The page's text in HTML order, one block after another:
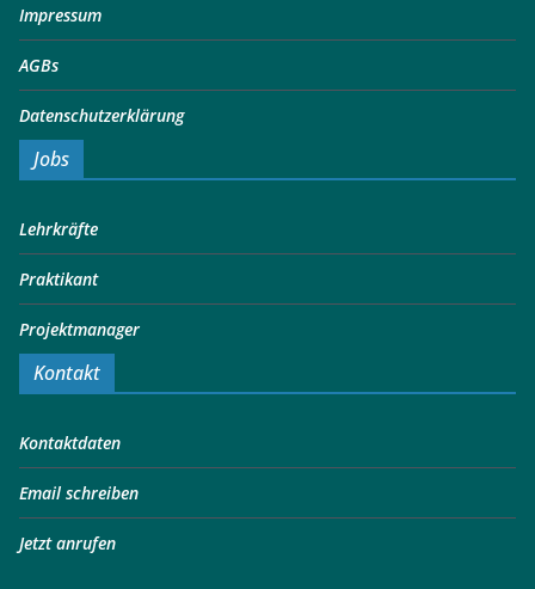
Impressum
AGBs
Datenschutzerklärung
Jobs
Lehrkräfte
Praktikant
Projektmanager
Kontakt
Kontaktdaten
Email schreiben
Jetzt anrufen